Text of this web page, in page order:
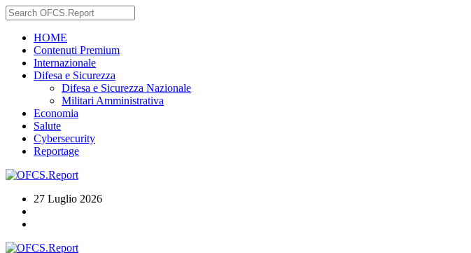
HOME
Contenuti Premium
Internazionale
Difesa e Sicurezza
Difesa e Sicurezza Nazionale
Militari Amministrativa
Economia
Salute
Cybersecurity
Reportage
27 Luglio 2026